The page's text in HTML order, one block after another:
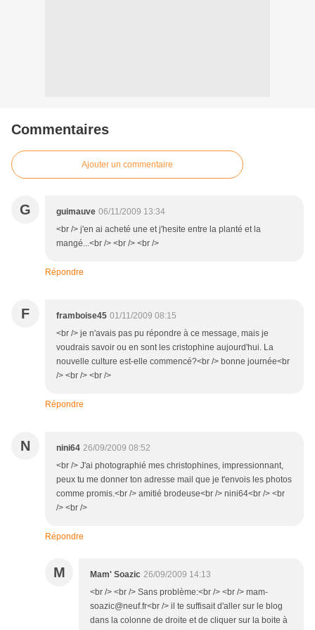
Commentaires
Ajouter un commentaire
G guimauve 06/11/2009 13:34
<br /> j'en ai acheté une et j'hesite entre la planté et la
mangé...<br /> <br /> <br />
Répondre
F framboise45 01/11/2009 08:15
<br /> je n'avais pas pu répondre à ce message, mais je
voudrais savoir ou en sont les cristophine aujourd'hui. La
nouvelle culture est-elle commencé?<br /> bonne journée<br
/> <br /> <br />
Répondre
N nini64 26/09/2009 08:52
<br /> J'ai photographié mes christophines, impressionnant,
peux tu me donner ton adresse mail que je t'envois les photos
comme promis.<br /> amitié brodeuse<br /> nini64<br /> <br
/> <br />
Répondre
M Mam' Soazic 26/09/2009 14:13
<br /> <br /> Sans problème:<br /> <br /> mam-
soazic@neuf.fr<br /> il te suffisait d'aller sur le blog
dans la colonne de droite et de cliquer sur la boite à